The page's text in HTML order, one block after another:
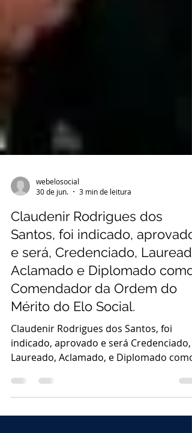
webelosocial
30 de jun.
3 min de leitura
Claudenir Rodrigues dos
Santos, foi indicado, aprovado
e será, Credenciado,
Aclamado e Diplomado como
Comendador da Ordem do
Mérito do Elo Social.
indicado, aprovado e será Credenciado,
Laureado, Aclamado, e Diplomado como
Comendador da Ordem do Mérito do Elo